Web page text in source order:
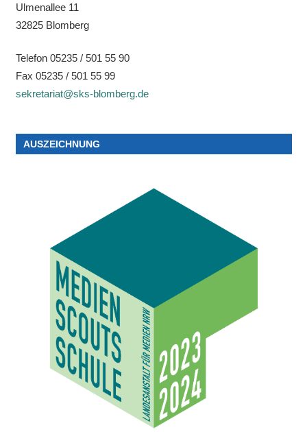
Ulmenallee 11
32825 Blomberg
Telefon 05235 / 501 55 90
Fax 05235 / 501 55 99
sekretariat@sks-blomberg.de
AUSZEICHNUNG